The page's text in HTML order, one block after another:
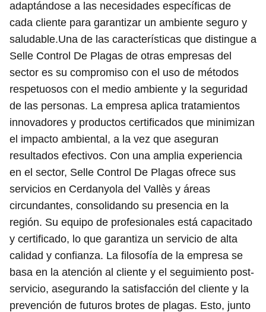
adaptándose a las necesidades específicas de
cada cliente para garantizar un ambiente seguro y
saludable.Una de las características que distingue a
Selle Control De Plagas de otras empresas del
sector es su compromiso con el uso de métodos
respetuosos con el medio ambiente y la seguridad
de las personas. La empresa aplica tratamientos
innovadores y productos certificados que minimizan
el impacto ambiental, a la vez que aseguran
resultados efectivos. Con una amplia experiencia
en el sector, Selle Control De Plagas ofrece sus
servicios en Cerdanyola del Vallès y áreas
circundantes, consolidando su presencia en la
región. Su equipo de profesionales está capacitado
y certificado, lo que garantiza un servicio de alta
calidad y confianza. La filosofía de la empresa se
basa en la atención al cliente y el seguimiento post-
servicio, asegurando la satisfacción del cliente y la
prevención de futuros brotes de plagas. Esto, junto